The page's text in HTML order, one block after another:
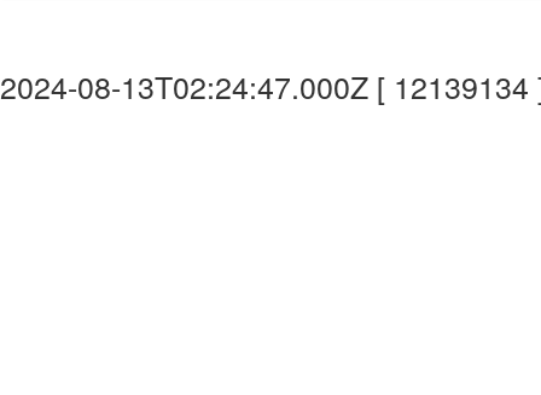
2024-08-13T02:24:47.000Z [ 12139134